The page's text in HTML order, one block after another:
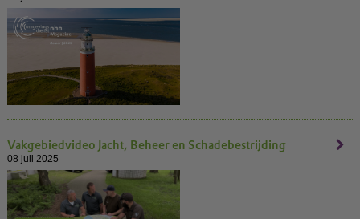
Vakgebiedvideo Jacht, Beheer en Schadebestrijding
08 juli 2025